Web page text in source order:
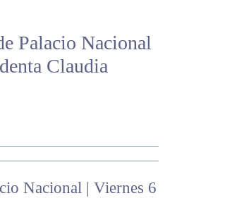
Palacio Nacional
Claudia
Nacional | Viernes 6